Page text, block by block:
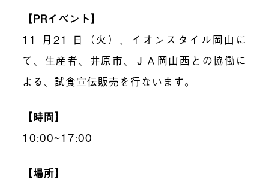
【PRイベント】
11 月21
日（火）、イオンスタイル岡山に
て、生産者、井原市、ＪＡ岡山西との協働に
よる、試食宣伝販売を行ないます。
【時間】
10:00~17:00
【場所】